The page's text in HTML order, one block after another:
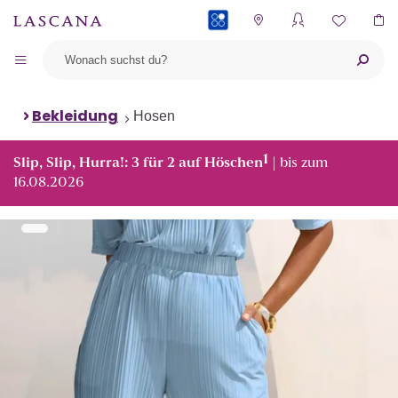
Bekleidung Hosen
Slip, Slip, Hurra!: 3 für 2 auf Höschen1 | bis zum
16.08.2026